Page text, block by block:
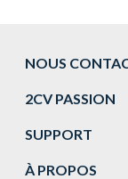
NOUS
2CV PASSION
SUPPORT
À PROPOS